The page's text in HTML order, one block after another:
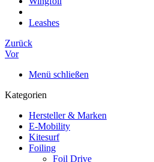
Leashes
Zurück
Vor
Menü schließen
Kategorien
Hersteller & Marken
E-Mobility
Kitesurf
Foiling
Foil Drive